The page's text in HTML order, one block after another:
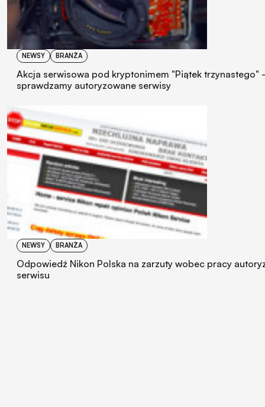
NEWSY BRANŻA
Akcja serwisowa pod kryptonimem "Piątek trzynastego" -
sprawdzamy autoryzowane serwisy
NEWSY BRANŻA
Odpowiedź Nikon Polska na zarzuty wobec pracy
serwisu